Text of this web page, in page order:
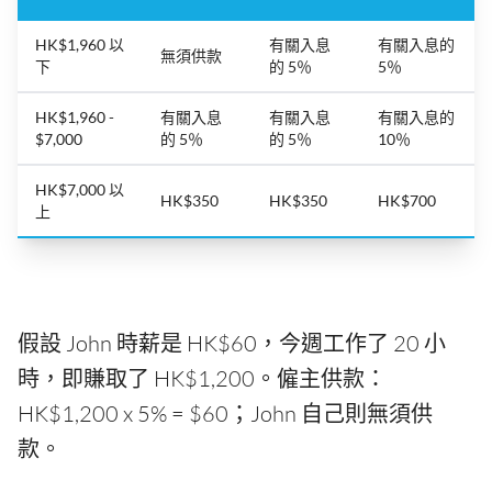
HK$1,960 以
下
無須供款
有關入息
的 5％
有關入息的
5％
HK$1,960 -
$7,000
有關入息
的 5％
有關入息
的 5％
有關入息的
10％
HK$7,000 以
上
HK$350 HK$350 HK$700
假設 John 時薪是 HK$60，今週工作了 20 小
時，即賺取了 HK$1,200。僱主供款：
HK$1,200 x 5% = $60；John 自己則無須供
款。